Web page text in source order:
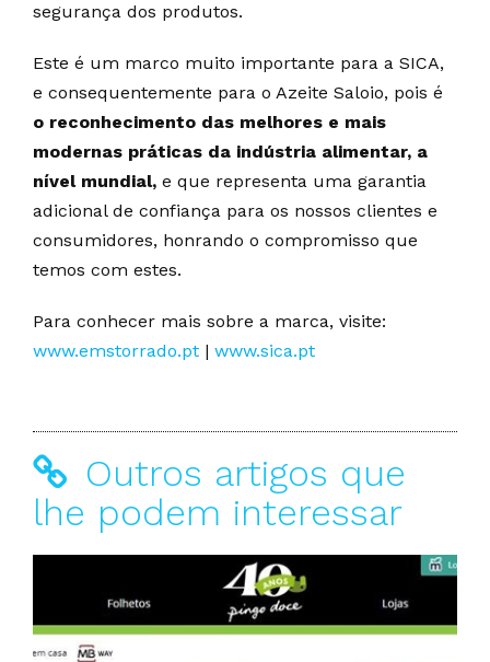
segurança dos produtos.
Este é um marco muito importante para a SICA,
e consequentemente para o Azeite Saloio, pois é
o reconhecimento das melhores e mais
modernas práticas da indústria alimentar, a
nível mundial, e que representa uma garantia
adicional de confiança para os nossos clientes e
consumidores, honrando o compromisso que
temos com estes.
Para conhecer mais sobre a marca, visite:
www.emstorrado.pt | www.sica.pt
Outros artigos que
lhe podem interessar